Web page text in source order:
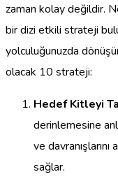
zaman kolay değildir.
bir dizi etkili strateji
yolculuğunuzda
olacak 10 strateji:
Hedef Kitleyi
derinlemesine
ve
sağlar.